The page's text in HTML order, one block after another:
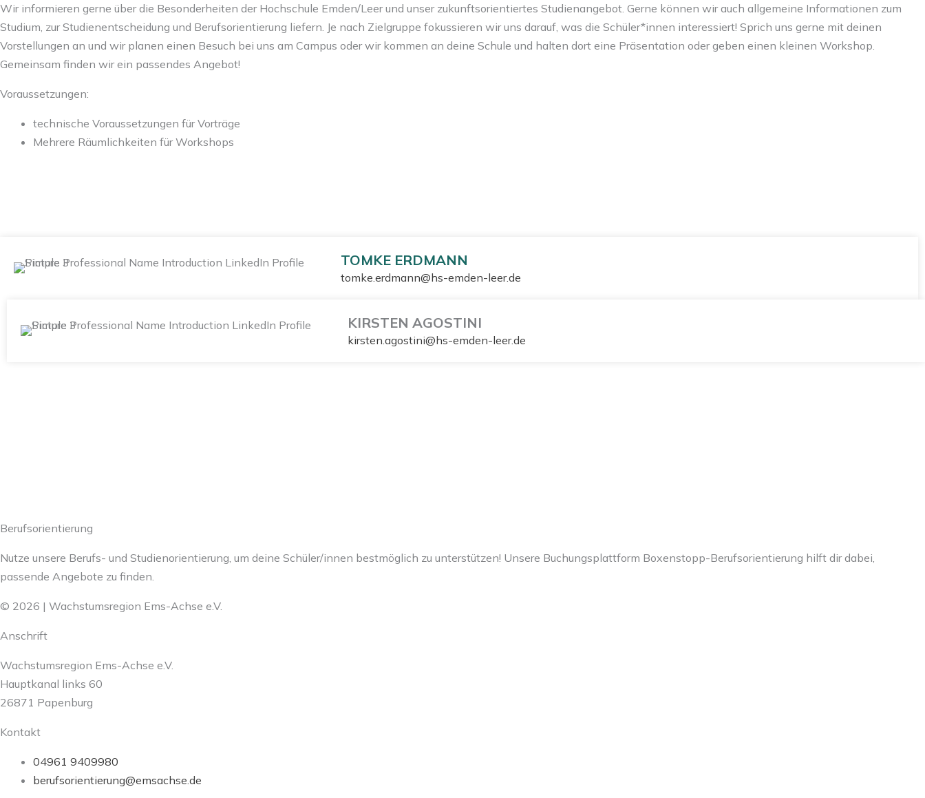
Wir informieren gerne über die Besonderheiten der Hochschule Emden/Leer und unser zukunftsorientiertes Studienangebot. Gerne können wir auch allgemeine Informationen zum
Studium, zur Studienentscheidung und Berufsorientierung liefern. Je nach Zielgruppe fokussieren wir uns darauf, was die Schüler*innen interessiert! Sprich uns gerne mit deinen
Vorstellungen an und wir planen einen Besuch bei uns am Campus oder wir kommen an deine Schule und halten dort eine Präsentation oder geben einen kleinen Workshop.
Gemeinsam finden wir ein passendes Angebot!
Voraussetzungen:
technische Voraussetzungen für Vorträge
Mehrere Räumlichkeiten für Workshops
TOMKE ERDMANN
tomke.erdmann@hs-emden-leer.de
KIRSTEN AGOSTINI
kirsten.agostini@hs-emden-leer.de
Berufsorientierung
Nutze unsere Berufs- und Studienorientierung, um deine Schüler/innen bestmöglich zu unterstützen! Unsere Buchungsplattform Boxenstopp-Berufsorientierung hilft dir dabei,
passende Angebote zu finden.
© 2026 | Wachstumsregion Ems-Achse e.V.
Anschrift
Wachstumsregion Ems-Achse e.V.
Hauptkanal links 60
26871 Papenburg
Kontakt
04961 9409980
berufsorientierung@emsachse.de